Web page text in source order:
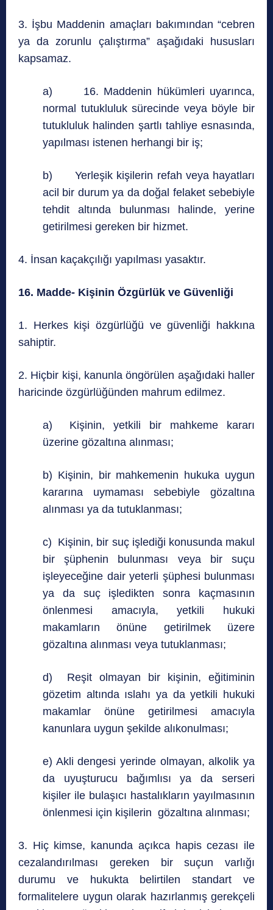
3. İşbu Maddenin amaçları bakımından “cebren
ya da zorunlu çalıştırma” aşağıdaki hususları
kapsamaz.
a) 16. Maddenin hükümleri uyarınca,
normal tutukluluk sürecinde veya böyle bir
tutukluluk halinden şartlı tahliye esnasında,
yapılması istenen herhangi bir iş;
b) Yerleşik kişilerin refah veya hayatları
acil bir durum ya da doğal felaket sebebiyle
tehdit altında bulunması halinde, yerine
getirilmesi gereken bir hizmet.
4. İnsan kaçakçılığı yapılması yasaktır.
16. Madde- Kişinin Özgürlük ve Güvenliği
1. Herkes kişi özgürlüğü ve güvenliği hakkına
sahiptir.
2. Hiçbir kişi, kanunla öngörülen aşağıdaki haller
haricinde özgürlüğünden mahrum edilmez.
a) Kişinin, yetkili bir mahkeme kararı
üzerine gözaltına alınması;
b) Kişinin, bir mahkemenin hukuka uygun
kararına uymaması sebebiyle gözaltına
alınması ya da tutuklanması;
c) Kişinin, bir suç işlediği konusunda makul
bir şüphenin bulunması veya bir suçu
işleyeceğine dair yeterli şüphesi bulunması
ya da suç işledikten sonra kaçmasının
önlenmesi amacıyla, yetkili hukuki
makamların önüne getirilmek üzere
gözaltına alınması veya tutuklanması;
d) Reşit olmayan bir kişinin, eğitiminin
gözetim altında ıslahı ya da yetkili hukuki
makamlar önüne getirilmesi amacıyla
kanunlara uygun şekilde alıkonulması;
e) Akli dengesi yerinde olmayan, alkolik ya
da uyuşturucu bağımlısı ya da serseri
kişiler ile bulaşıcı hastalıkların yayılmasının
önlenmesi için kişilerin gözaltına alınması;
3. Hiç kimse, kanunda açıkca hapis cezası ile
cezalandırılması gereken bir suçun varlığı
durumu ve hukukta belirtilen standart ve
formalitelere uygun olarak hazırlanmış gerekçeli